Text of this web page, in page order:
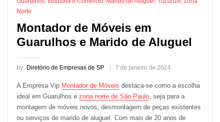
Norte
Montador de Móveis em
Guarulhos e Marido de Aluguel
by Diretório de Empresas de SP 7 de janeiro de 2024
A Empresa Vip Montador de Móveis destaca-se como a escolha
ideal em Guarulhos e zona norte de São Paulo, seja para a
montagem de móveis novos, desmontagem de peças existentes
ou serviços de marido de aluguel. Com mais de 20 anos de